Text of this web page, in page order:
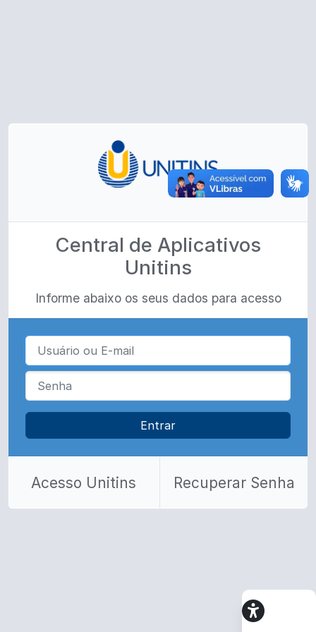
Central de Aplicativos
Unitins
Informe abaixo os seus dados para acesso
Entrar
Acesso Unitins Recuperar Senha